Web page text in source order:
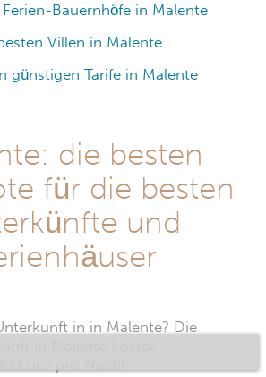
Bauernhöfe in Malente
Villen in Malente
günstigen Tarife in Malente
die besten
für die besten
und
in in Malente? Die